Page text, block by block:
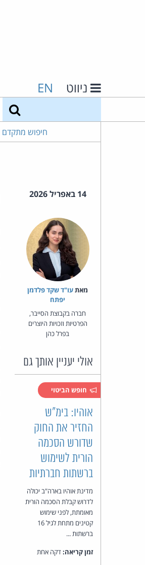
ניווט EN
חיפוש מתקדם
14 באפריל 2026
מאת‏עו"ד שקד פלדמן
יפתח
חברה בקבוצת הסייבר,
הפרטיות וזכויות היוצרים
בפרל כהן
אולי יעניין אותך גם
חופש הביטוי
אוהיו: בימ"ש
החזיר את החוק
שדורש הסכמה
הורית לשימוש
ברשתות חברתיות
מדינת אוהיו בארה"ב יכולה
לדרוש קבלת הסכמה הורית
מאומתת, לפני שימוש
קטינים מתחת לגיל 16
ברשתות ...
זמן קריאה:דקה אחת